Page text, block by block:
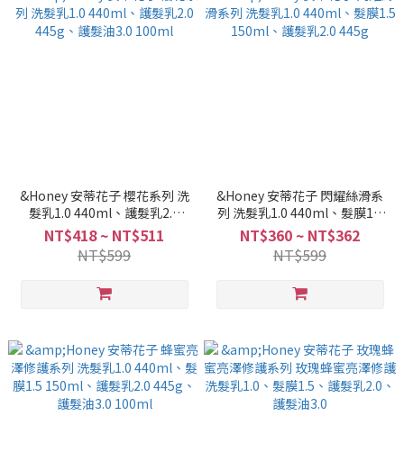
&Honey 安蒂花子 櫻花系列 洗
髮乳1.0 440ml、護髮乳2.0
445g、護髮油3.0 100ml
NT$418 ~ NT$511
NT$599
&Honey 安蒂花子 閃耀絲滑系
列 洗髮乳1.0 440ml、髮膜1.5
150ml、護髮乳2.0 445g
NT$360 ~ NT$362
NT$599